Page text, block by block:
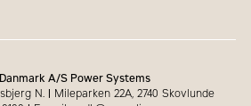
A/S Power Systems
N.
Mileparken 22A, 2740 Skovlunde